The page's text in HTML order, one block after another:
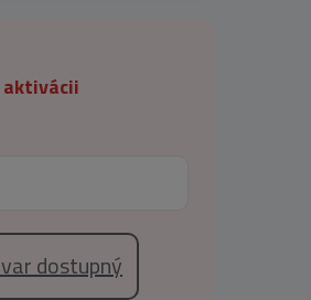
aktivácii
dostupný